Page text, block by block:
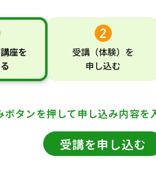
講座を
受講 （体験） を
申し込む
ボタンを押して申し込み内容を
受講を申し込む